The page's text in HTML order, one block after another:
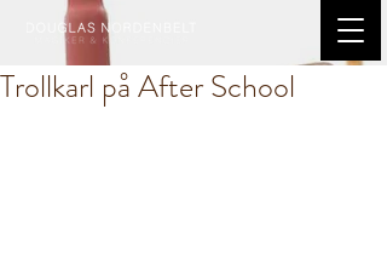
Trollkarl på After School